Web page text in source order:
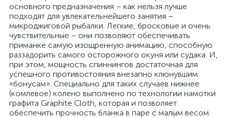
основного предназначения – как нельзя лучше
подходят для увлекательнейшего занятия –
микроджиговой рыбалки. Легкие, бросковые и очень
чувствительные – они позволяют обеспечивать
приманке самую изощренную анимацию, способную
раззадорить самого осторожного окуня или судака. И,
при этом, мощность спиннингов достаточная для
успешного противостояния внезапно клюнувшим
«бонусам». Специально для таких случаев нижнее
(комлевое) колено выполнено по технологии намотки
графита Graphite Cloth, которая и позволяет
обеспечить прочность бланка в паре с малым весом.